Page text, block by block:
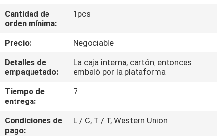
CONTROL
CALIDAD
CONTACTA
CON
NOSOTROS
Cantidad de
orden mínima:
1pcs
Precio:
Negociable
Detalles de
empaquetado:
La caja interna, cartón, entonces
embaló por la plataforma
Tiempo de
entrega:
7
Condiciones de
pago:
L / C, T / T, Western Union